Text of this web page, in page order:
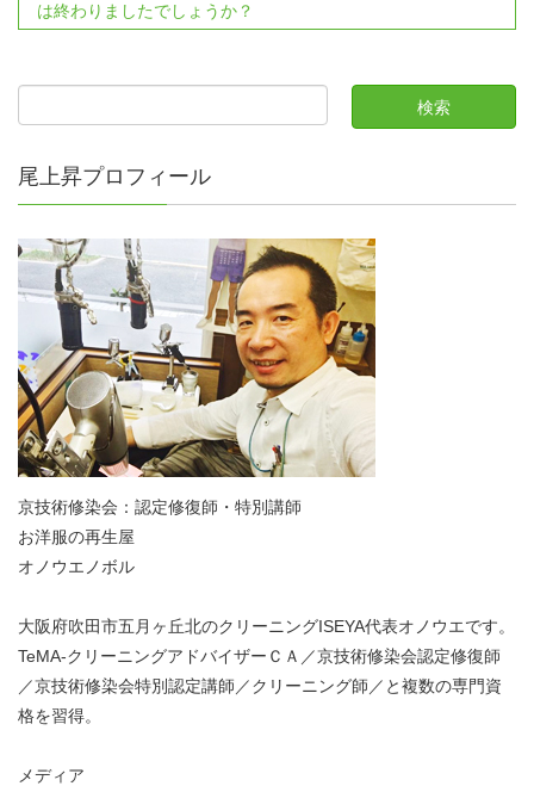
は終わりましたでしょうか？
尾上昇プロフィール
京技術修染会：認定修復師・特別講師
お洋服の再生屋
オノウエノボル
大阪府吹田市五月ヶ丘北のクリーニングISEYA代表オノウエです。
TeMA-クリーニングアドバイザーＣＡ／京技術修染会認定修復師
／京技術修染会特別認定講師／クリーニング師／と複数の専門資
格を習得。
メディア